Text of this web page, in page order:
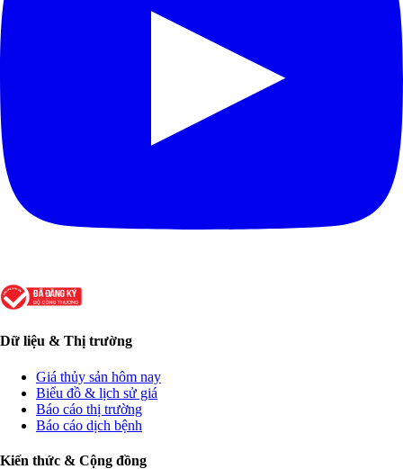
Dữ liệu & Thị trường
Giá thủy sản hôm nay
Biểu đồ & lịch sử giá
Báo cáo thị trường
Báo cáo dịch bệnh
Kiến thức & Cộng đồng